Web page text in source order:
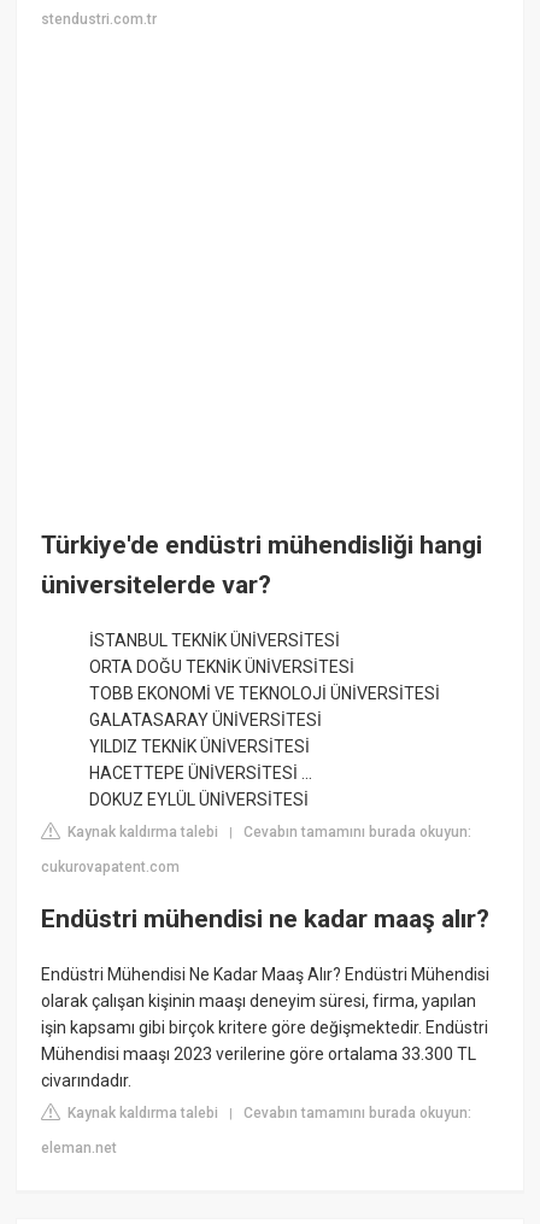
stendustri.com.tr
Türkiye'de endüstri mühendisliği hangi
üniversitelerde var?
İSTANBUL TEKNİK ÜNİVERSİTESİ
ORTA DOĞU TEKNİK ÜNİVERSİTESİ
TOBB EKONOMİ VE TEKNOLOJİ ÜNİVERSİTESİ
GALATASARAY ÜNİVERSİTESİ
YILDIZ TEKNİK ÜNİVERSİTESİ
HACETTEPE ÜNİVERSİTESİ ...
DOKUZ EYLÜL ÜNİVERSİTESİ
Kaynak kaldırma talebi |Cevabın tamamını burada okuyun:
cukurovapatent.com
Endüstri mühendisi ne kadar maaş alır?
Endüstri Mühendisi Ne Kadar Maaş Alır? Endüstri Mühendisi
olarak çalışan kişinin maaşı deneyim süresi, firma, yapılan
işin kapsamı gibi birçok kritere göre değişmektedir. Endüstri
Mühendisi maaşı 2023 verilerine göre ortalama 33.300 TL
civarındadır.
Kaynak kaldırma talebi |Cevabın tamamını burada okuyun:
eleman.net